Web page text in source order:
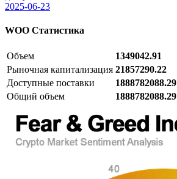
2025-06-23
WOO Статистика
Объем
1349042.91
Рыночная капитализация 21857290.22
Доступные поставки
1888782088.29
Общий объем
1888782088.29